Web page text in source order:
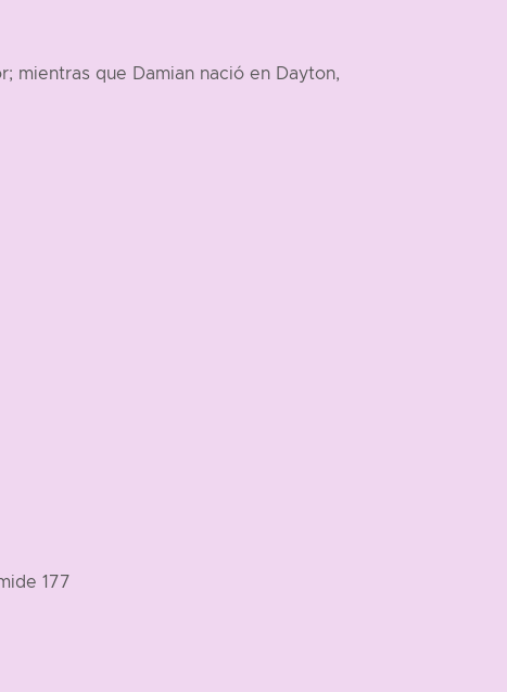
mientras que Damian nació en Dayton,
177